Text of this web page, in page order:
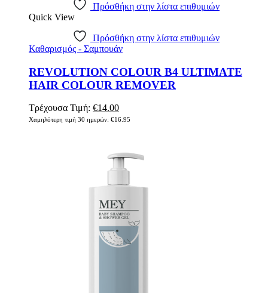
Πρόσθήκη στην λίστα επιθυμιών
Quick View
Πρόσθήκη στην λίστα επιθυμιών
Καθαρισμός - Σαμπουάν
REVOLUTION COLOUR B4 ULTIMATE
HAIR COLOUR REMOVER
Τρέχουσα Τιμή: Original
price
€14.00Η
τρέχουσα
Χαμηλότερη τιμή 30 ημερών: €16.95